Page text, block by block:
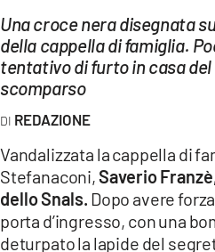
LAC NETWORK
LAC ONAIR
Network
LACPLAY.IT
LACTV.IT
Una croce nera disegnata
della cappella di famiglia.
tentativo di furto in casa
scomparso
REDAZIONE
Vandalizzata la cappella di
Stefanaconi,Saverio
dello Snals. Dopo avere
porta d’ingresso, con una
deturpato la lapide del